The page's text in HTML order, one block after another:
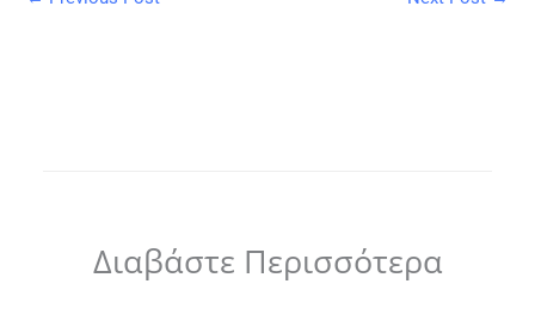
Διαβάστε Περισσότερα